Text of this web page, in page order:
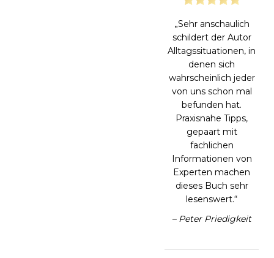
„Sehr anschaulich
schildert der Autor
Alltagssituationen, in
denen sich
wahrscheinlich jeder
von uns schon mal
befunden hat.
Praxisnahe Tipps,
gepaart mit
fachlichen
Informationen von
Experten machen
dieses Buch sehr
lesenswert.“
– Peter Priedigkeit